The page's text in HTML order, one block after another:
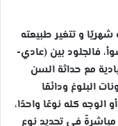
و تتغير طبيعته
فالجلود بين (عادي-
مع حداثة السن
البلوغ ودائمًا
الوجه كله نوعًا واحدًا،
مباشرةً في تحديد نوع